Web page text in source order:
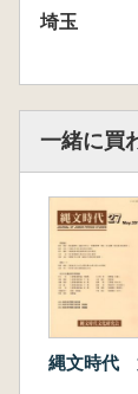
埼玉
一緒に買
縄文時代